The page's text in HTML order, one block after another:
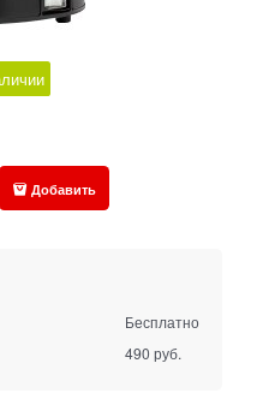
Добавить
Бесплатно
490 руб.